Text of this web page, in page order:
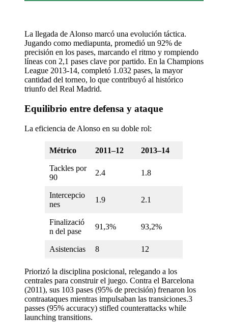
La llegada de Alonso marcó una evolución táctica.
Jugando como mediapunta, promedió un 92% de
precisión en los pases, marcando el ritmo y rompiendo
líneas con 2,1 pases clave por partido. En la Champions
League 2013-14, completó 1.032 pases, la mayor
cantidad del torneo, lo que contribuyó al histórico
triunfo del Real Madrid.
Equilibrio entre defensa y ataque
La eficiencia de Alonso en su doble rol:
Métrico 2011–12 2013–14
Tackles por
90
2.4 1.8
Intercepcio
nes
1.9 2.1
Finalizació
n del pase
91,3% 93,2%
Asistencias 8 12
Priorizó la disciplina posicional, relegando a los
centrales para construir el juego. Contra el Barcelona
(2011), sus 103 pases (95% de precisión) frenaron los
contraataques mientras impulsaban las transiciones.3
passes (95% accuracy) stifled counterattacks while
launching transitions.